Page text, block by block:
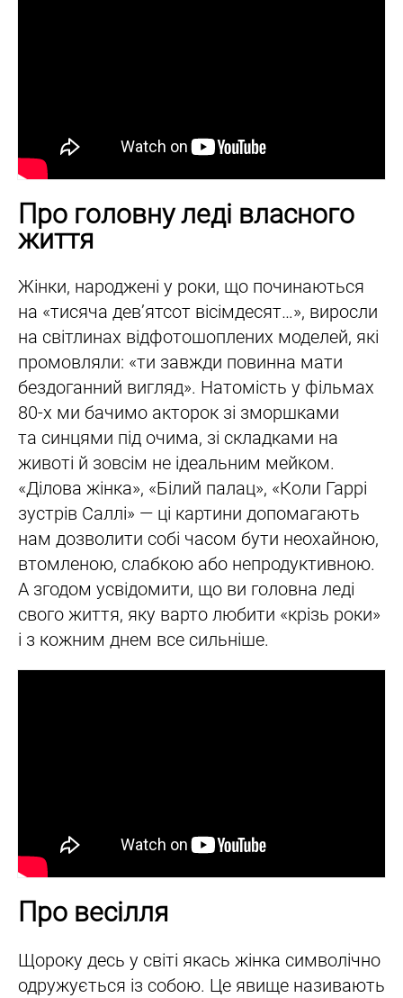
Про головну леді власного
життя
Жінки, народжені у роки, що починаються
на «тисяча дев’ятсот вісімдесят…», виросли
на світлинах відфотошоплених моделей, які
промовляли: «ти завжди повинна мати
бездоганний вигляд». Натомість у фільмах
80-х ми бачимо акторок зі зморшками
та синцями під очима, зі складками на
животі й зовсім не ідеальним мейком.
«Ділова жінка», «Білий палац», «Коли Гаррі
зустрів Саллі» — ці картини допомагають
нам дозволити собі часом бути неохайною,
втомленою, слабкою або непродуктивною.
А згодом усвідомити, що ви головна леді
свого життя, яку варто любити «крізь роки»
і з кожним днем все сильніше.
Про весілля
Щороку десь у світі якась жінка символічно
одружується із собою. Це явище називають